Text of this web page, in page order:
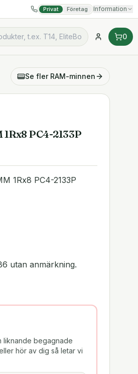
Privat Företag Information
0
Se fler RAM-minnen
PC4-2133P
1Rx8 PC4-2133P
utan anmärkning.
liknande begagnade
hör av dig så letar vi